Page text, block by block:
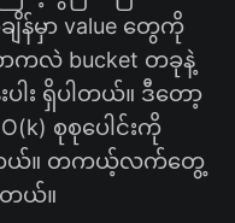
ျိန်မှာ value တွေကို
ာကလဲ bucket တခုနဲ့
ါး ရှိပါတယ်။ ဒီတော့
စုစုပေါင်းကို
ါတယ်။ တကယ့်လက်တွေ့
တယ်။